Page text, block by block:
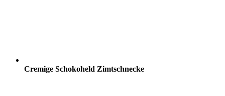
Cremige Schokoheld Zimtschnecke